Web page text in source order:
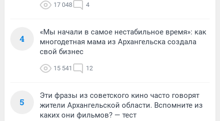
17 048 4
4
«Мы начали в самое нестабильное время»: как
многодетная мама из Архангельска создала
свой бизнес
15 541 12
5
Эти фразы из советского кино часто говорят
жители Архангельской области. Вспомните из
каких они фильмов? — тест